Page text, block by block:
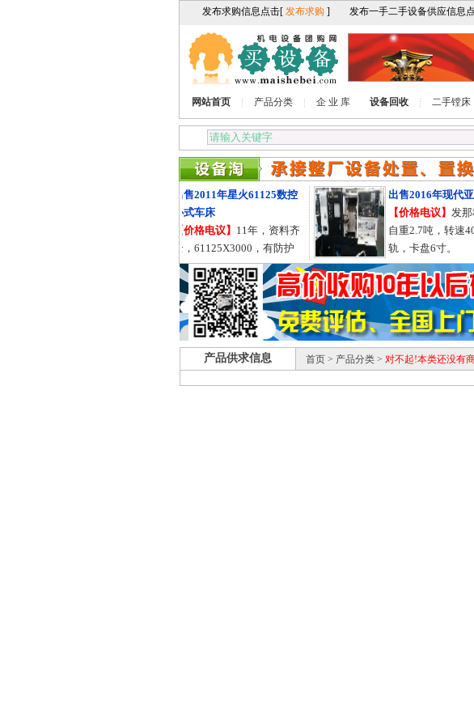
网站首页 产品分类 企 业 库 设备回收 二手镗床
出售2011年星火61125数控
卧式车床
【价格电议】11年，资料齐
全，61125X3000，有防护
罩，导轨755的。
出售2016年现代亚
【价格电议】发那
自重2.7吨，转速
轨，卡盘6寸。
产品供求信息 首页 > 产品分类 > 对不起!本类还没有